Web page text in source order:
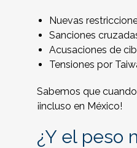
Nuevas
Sanciones
Acusaciones de
Tensiones por
Sabemos que
¡incluso en México!
¿Y el peso